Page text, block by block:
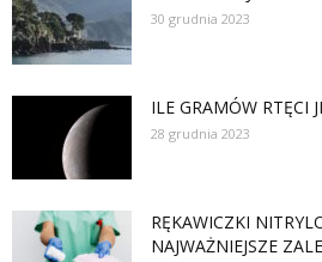
30 grudnia 2023
ILE GRAMÓW RTĘCI
28 grudnia 2023
RĘKAWICZKI
NAJWAŻNIEJSZE